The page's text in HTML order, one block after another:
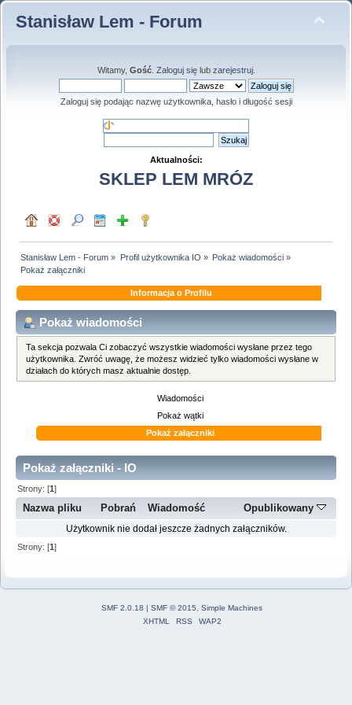
Stanisław Lem - Forum
Witamy, Gość. Zaloguj sięlub zarejestruj.
Zaloguj się podając nazwę użytkownika, hasło i długość sesji
Aktualności:
SKLEP LEM MRÓZ
Stanisław Lem - Forum » Profil użytkownika IO » Pokaż wiadomości»
Pokaż załączniki
Informacja o Profilu
Pokaż wiadomości
Ta sekcja pozwala Ci zobaczyć wszystkie wiadomości wysłane przez tego
użytkownika. Zwróć uwagę, że możesz widzieć tylko wiadomości wysłane w
działach do których masz aktualnie dostęp.
Wiadomości
Pokaż wątki
Pokaż załączniki
Pokaż załączniki - IO
Strony: [1]
Nazwa pliku Pobrań Wiadomość Opublikowany
Użytkownik nie dodał jeszcze żadnych załączników.
Strony: [1]
SMF 2.0.18 | SMF © 2015
Simple Machines
XHTML
RSS WAP2